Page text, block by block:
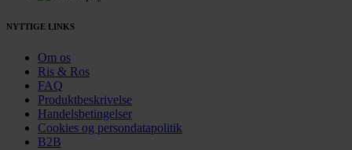
NYTTIGE LINKS
Om os
Ris & Ros
FAQ
Produktbeskrivelse
Handelsbetingelser
Cookies og persondatapolitik
B2B